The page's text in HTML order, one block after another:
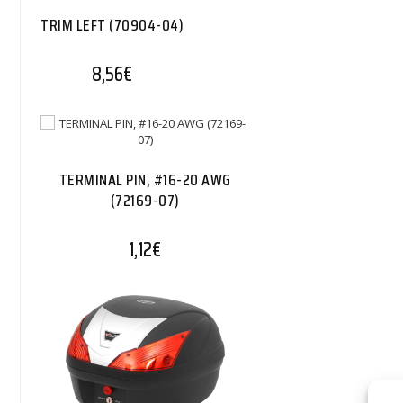
TRIM LEFT (70904-04)
8,56€
TERMINAL PIN, #16-20 AWG
(72169-07)
1,12€